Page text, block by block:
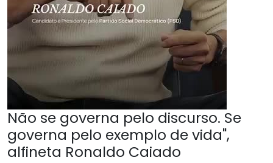
Não se governa pelo discurso. Se
governa pelo exemplo de vida",
alfineta Ronaldo Caiado